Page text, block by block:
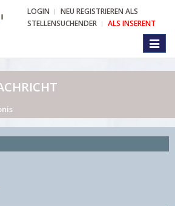
LOGIN
NEU REGISTRIEREN ALS
STELLENSUCHENDER
ALS INSERENT